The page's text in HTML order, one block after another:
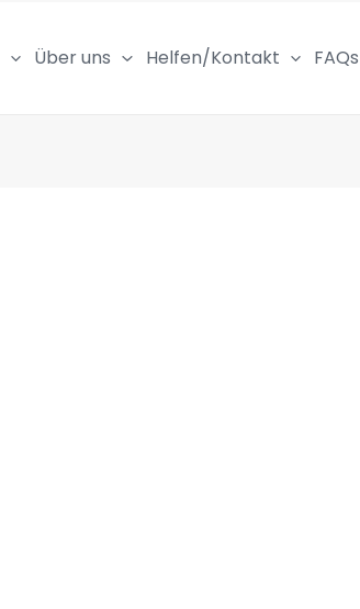
Über uns Helfen/Kontakt FAQs